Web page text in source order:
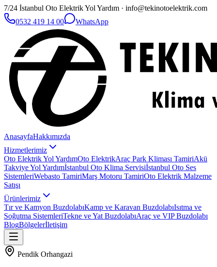
7/24 İstanbul Oto Elektrik Yol Yardım · info@tekinotoelektrik.com
0532 419 14 00
WhatsApp
AnasayfaHakkımızda
Hizmetlerimiz
Oto Elektrik Yol YardımOto ElektrikAraç Park Kliması TamiriAkü
Takviye Yol Yardımİstanbul Oto Klima Servisiİstanbul Oto Ses
SistemleriWebasto TamiriMarş Motoru TamiriOto Elektrik Malzeme
Satışı
Ürünlerimiz
Tır ve Kamyon BuzdolabıKamp ve Karavan BuzdolabıIsıtma ve
Soğutma SistemleriTekne ve Yat BuzdolabıAraç ve VIP Buzdolabı
BlogBölgelerİletişim
Pendik Orhangazi